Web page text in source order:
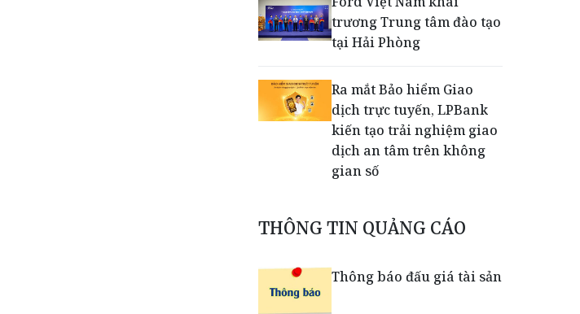
trương Trung tâm đào tạo
tại Hải Phòng
Ra mắt Bảo hiểm Giao
dịch trực tuyến, LPBank
kiến tạo trải nghiệm giao
dịch an tâm trên không
gian số
Dấu mốc khẳng định năng
lực vận hành và thích ứng
THÔNG TIN QUẢNG CÁO
Thông báo đấu giá tài sản